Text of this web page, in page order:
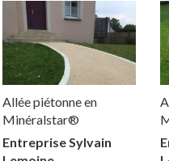
Allée piétonne en
Minéralstar®
Entreprise Sylvain